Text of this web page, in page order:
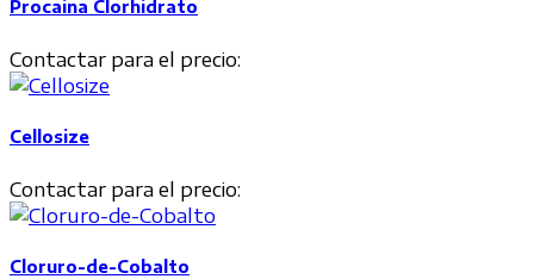
Procaina Clorhidrato
Contactar para el precio:
Cellosize
Contactar para el precio:
Cloruro-de-Cobalto